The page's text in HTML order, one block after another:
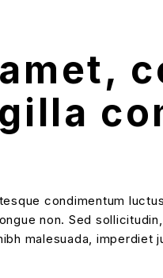
condimentum
non. Sed
malesuada, imperdiet